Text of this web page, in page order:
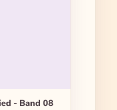
- Band 08